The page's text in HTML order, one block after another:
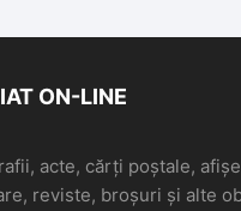
ON-LINE
acte, cărți poștale,
reviste, broșuri și alte